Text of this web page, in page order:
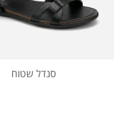
סנדל שטוח